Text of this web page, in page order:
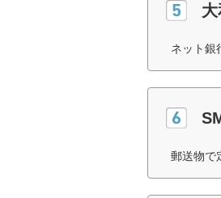
ネット銀
郵送物で